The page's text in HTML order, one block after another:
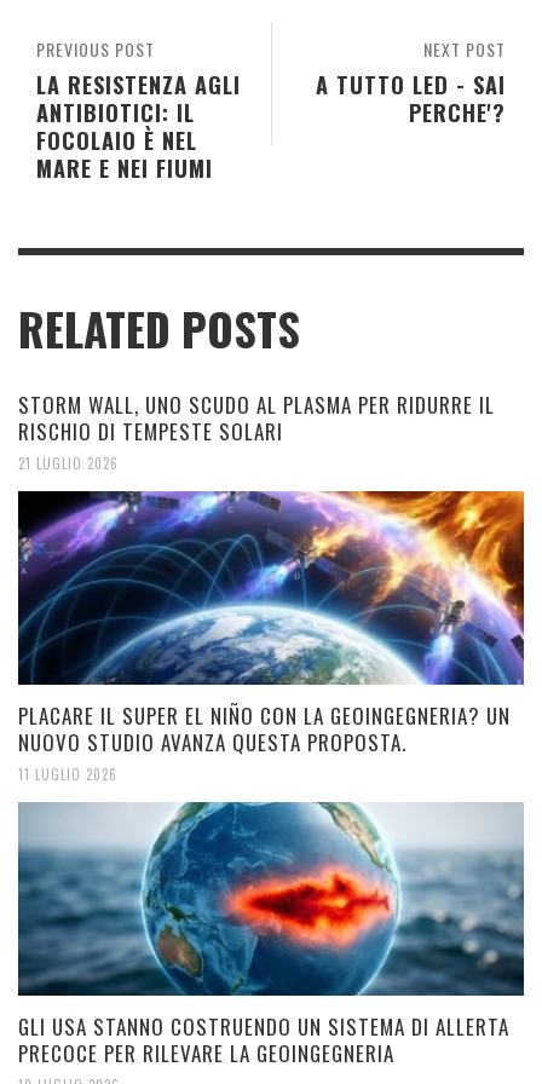
NEXT POST
A TUTTO LED - SAI
PERCHE'?
PREVIOUS POST
LA RESISTENZA AGLI
ANTIBIOTICI: IL
FOCOLAIO È NEL
MARE E NEI FIUMI
RELATED POSTS
STORM WALL, UNO SCUDO AL PLASMA PER RIDURRE IL
RISCHIO DI TEMPESTE SOLARI
21 LUGLIO 2026
PLACARE IL SUPER EL NIÑO CON LA GEOINGEGNERIA? UN
NUOVO STUDIO AVANZA QUESTA PROPOSTA.
11 LUGLIO 2026
GLI USA STANNO COSTRUENDO UN SISTEMA DI ALLERTA
PRECOCE PER RILEVARE LA GEOINGEGNERIA